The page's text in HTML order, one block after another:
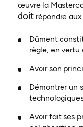
œuvre la
doitrépondre
Dûment
règle, en vertu
Avoir son
Démontrer un
Avoir fait ses